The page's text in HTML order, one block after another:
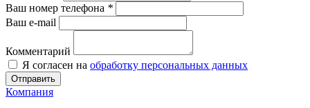
Ваш номер телефона *
Ваш e-mail
Комментарий
Я согласен на обработку персональных данных
Отправить
Компания